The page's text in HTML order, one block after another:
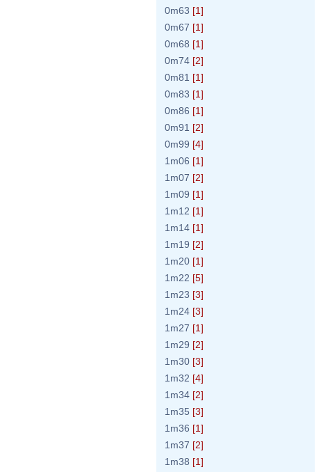
0m63 [1]
0m67 [1]
0m68 [1]
0m74 [2]
0m81 [1]
0m83 [1]
0m86 [1]
0m91 [2]
0m99 [4]
1m06 [1]
1m07 [2]
1m09 [1]
1m12 [1]
1m14 [1]
1m19 [2]
1m20 [1]
1m22 [5]
1m23 [3]
1m24 [3]
1m27 [1]
1m29 [2]
1m30 [3]
1m32 [4]
1m34 [2]
1m35 [3]
1m36 [1]
1m37 [2]
1m38 [1]